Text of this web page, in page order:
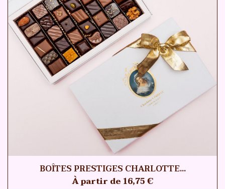
BOÎTES PRESTIGES CHARLOTTE...
À partir de 16,75 €